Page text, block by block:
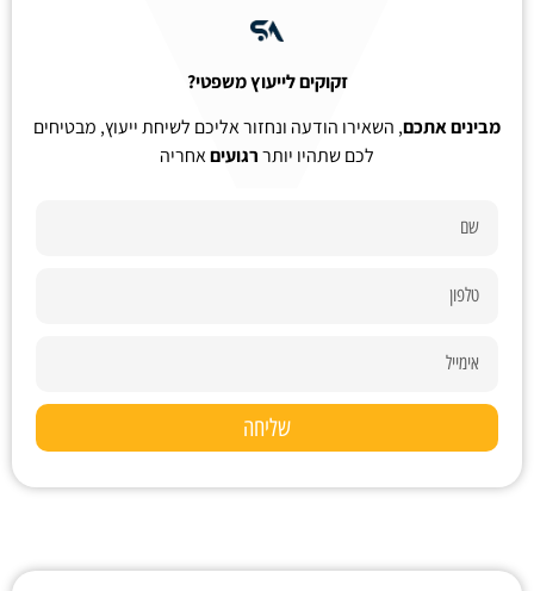
זקוקים לייעוץ משפטי?
מבינים אתכם, השאירו הודעה ונחזור אליכם לשיחת ייעוץ, מבטיחים
לכם שתהיו יותררגועיםאחריה
שליחה